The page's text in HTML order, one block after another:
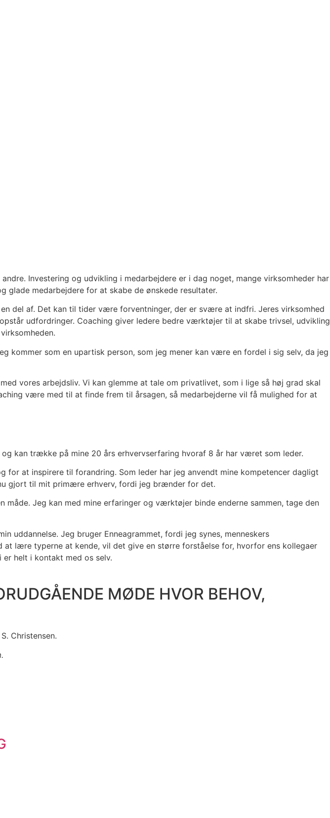
Investering og udvikling i medarbejdere er i dag noget, mange virksomheder har
medarbejdere for at skabe de ønskede resultater.
del af. Det kan til tider være forventninger, der er svære at indfri. Jeres virksomhed
udfordringer. Coaching giver ledere bedre værktøjer til at skabe trivsel, udvikling
kommer som en upartisk person, som jeg mener kan være en fordel i sig selv, da jeg
vores arbejdsliv. Vi kan glemme at tale om privatlivet, som i lige så høj grad skal
være med til at finde frem til årsagen, så medarbejderne vil få mulighed for at
kan trække på mine 20 års erhvervserfaring hvoraf 8 år har været som leder.
at inspirere til forandring. Som leder har jeg anvendt mine kompetencer dagligt
gjort til mit primære erhverv, fordi jeg brænder for det.
måde. Jeg kan med mine erfaringer og værktøjer binde enderne sammen, tage den
uddannelse. Jeg bruger Enneagrammet, fordi jeg synes, menneskers
lære typerne at kende, vil det give en større forståelse for, hvorfor ens kollegaer
helt i kontakt med os selv.
MØDE HVOR BEHOV,
Christensen.